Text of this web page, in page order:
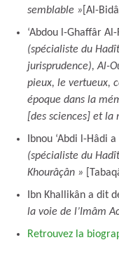
semblable » [Al-
‘Abdou l-Ghaffâr
(spécialiste du
jurisprudence), Al-
pieux, le vertueux,
époque dans la
[des sciences] et la
Ibnou ‘Abdi l-Hâdi
(spécialiste du
Khourâçân »
Ibn Khallikân a dit
la voie de l’Imâm
Retrouvez la